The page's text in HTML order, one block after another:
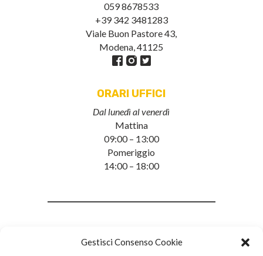
Gestisci Consenso Cookie
059 8678533
+39 342 3481283
Viale Buon Pastore 43,
Modena, 41125
ORARI UFFICI
Dal lunedì al venerdì
Mattina
09:00 – 13:00
Pomeriggio
14:00 – 18:00